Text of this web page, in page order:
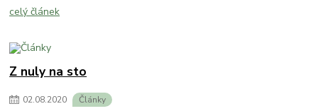
celý článek
Z nuly na sto
02.08.2020 Články